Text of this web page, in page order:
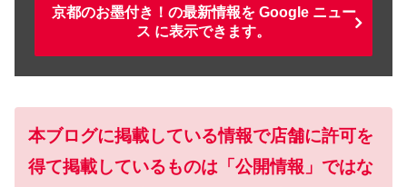
京都のお墨付き！の最新情報を Google ニュー
ス に表示できます。
本ブログに掲載している情報で店舗に許可を
得て掲載しているものは「公開情報」ではな